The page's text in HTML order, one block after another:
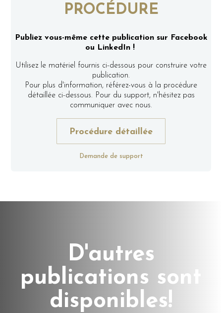
PROCÉDURE
Publiez vous-même cette publication sur Facebook
ou LinkedIn !
Utilisez le matériel fournis ci-dessous pour construire votre
publication.
Pour plus d'information, référez-vous à la procédure
détaillée ci-dessous. Pour du support, n'hésitez pas
communiquer avec nous.
Procédure détaillée
Demande de support
D'autres
publications sont
disponibles!